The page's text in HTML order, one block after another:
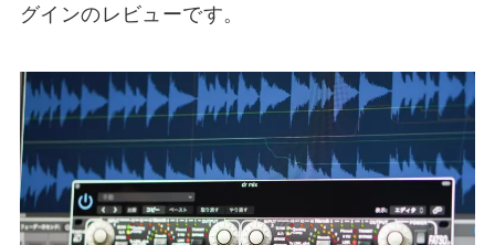
グインのレビューです。